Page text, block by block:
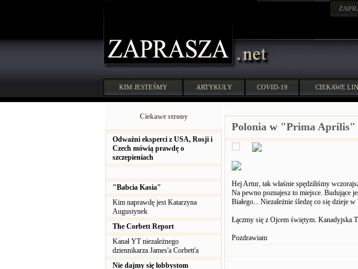
KIM JESTEŚMY ARTYKUŁY COVID-19 CIEKAWE
Ciekawe strony
Odważni eksperci z USA, Rosji i
Czech mówią prawdę o
szczepieniach
"Babcia Kasia"
Kim naprawdę jest Katarzyna
Augustynek
The Corbett Report
Kanał YT niezależnego
dziennikarza James'a Corbett'a
Nie dajmy się lobbystom
Polonia w "Prima Aprilis"
Hej Artur, tak właśnie spędziliśmy
Na pewno poznajesz to miejsce. Budujące
Białego... Niezależnie śledzę co się dzieje
Łączmy się z Ojcem świętym. Kanadyjska
Pozdrawiam